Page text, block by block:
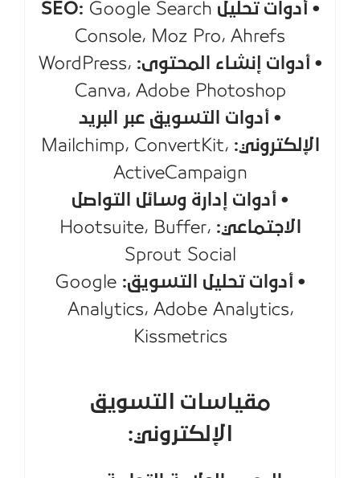
• أدوات تحليل SEO: Google Search
Console، Moz Pro، Ahrefs
• أدوات إنشاء المحتوى: WordPress،
Canva، Adobe Photoshop
• أدوات التسويق عبر البريد
الإلكتروني: Mailchimp، ConvertKit،
ActiveCampaign
• أدوات إدارة وسائل التواصل
الاجتماعي: Hootsuite، Buffer،
Sprout Social
• أدوات تحليل التسويق: Google
Analytics، Adobe Analytics،
Kissmetrics
مقياسات التسويق
الإلكتروني: